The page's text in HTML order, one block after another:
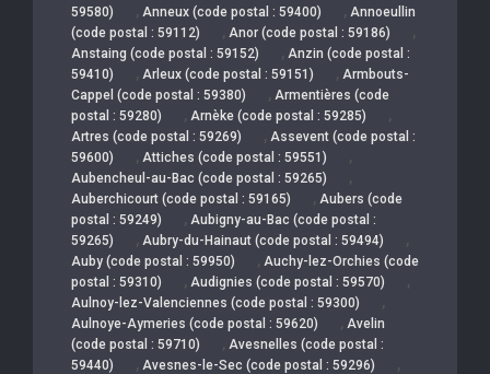
59580)
, Anneux (code postal : 59400) , Annoeullin
(code postal : 59112)
, Anor (code postal : 59186) ,
Anstaing (code postal : 59152) , Anzin (code postal :
59410)
, Arleux (code postal : 59151) , Armbouts-
Cappel (code postal : 59380)
, Armentières (code
postal : 59280)
, Arnèke (code postal : 59285) ,
Artres (code postal : 59269) , Assevent (code postal :
59600)
, Attiches (code postal : 59551) ,
Aubencheul-au-Bac (code postal : 59265) ,
Auberchicourt (code postal : 59165) , Aubers (code
postal : 59249)
, Aubigny-au-Bac (code postal :
59265)
, Aubry-du-Hainaut (code postal : 59494) ,
Auby (code postal : 59950) , Auchy-lez-Orchies (code
postal : 59310)
, Audignies (code postal : 59570) ,
Aulnoy-lez-Valenciennes (code postal : 59300) ,
Aulnoye-Aymeries (code postal : 59620) , Avelin
(code postal : 59710)
, Avesnelles (code postal :
59440)
, Avesnes-le-Sec (code postal : 59296) ,